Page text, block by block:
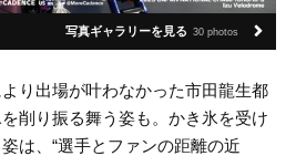
写真ギャラリーを見る 30 photos
り出場が叶わなかった市田龍生都
削り振る舞う姿も。かき氷を受け
は、“選手とファンの距離の近